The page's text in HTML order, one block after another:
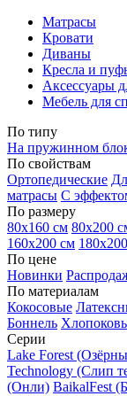
Матрасы
Кровати
Диваны
Кресла и
Аксессуары
Мебель для
По типу
На пружинном
По свойствам
Ортопедические
матрасы С
По размеру
80х160 см 80х200
160х200 см
По цене
Новинки
По материалам
Кокосовые
Боннель
Серии
Lake Forest
Technology (Слип
(Онли) BaikalFest